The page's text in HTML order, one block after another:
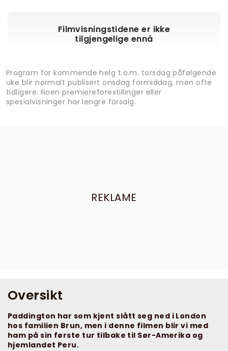
Filmvisningstidene er ikke
tilgjengelige ennå
Program for kommende helg t.o.m. torsdag påfølgende
uke blir normalt publisert onsdag formiddag, men ofte
tidligere. Noen premiereforestillinger eller
spesialvisninger har lengre forsalg.
REKLAME
Oversikt
Paddington har som kjent slått seg ned i London
hos familien Brun, men i denne filmen blir vi med
ham på sin første tur tilbake til Sør-Amerika og
hjemlandet Peru.